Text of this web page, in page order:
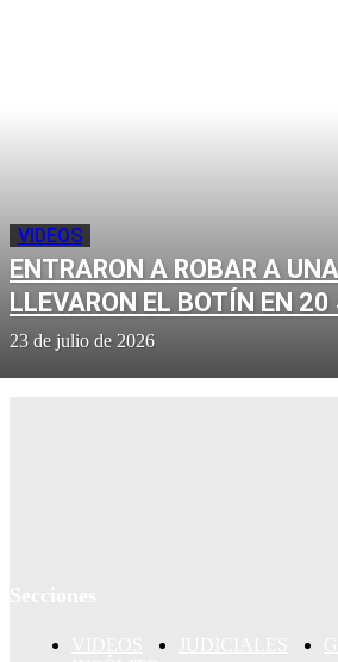
VIDEOS
ENTRARON A ROBAR A
LLEVARON EL BOTÍN EN 20
23 de julio de 2026